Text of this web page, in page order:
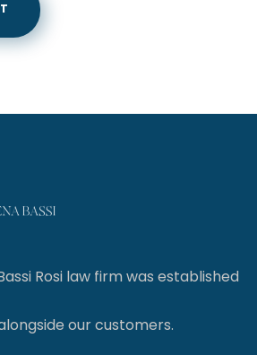
Rosi law firm was established
our customers.